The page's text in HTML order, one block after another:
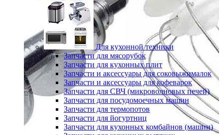
Для кухонной техники
Запчасти для мясорубок
Запчасти для кухонных плит
Запчасти и аксессуары для соковыжималок
Запчасти и аксессуары для кофеварок
Запчасти для СВЧ (микроволновых печей)
Запчасти для посудомоечных машин
Запчасти для термопотов
Запчасти для йогуртниц
Запчасти для кухонных комбайнов (машин)